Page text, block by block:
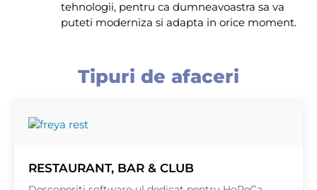
tehnologii, pentru ca dumneavoastra sa va
puteti moderniza si adapta in orice moment.
Tipuri de afaceri
RESTAURANT, BAR & CLUB